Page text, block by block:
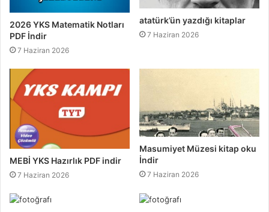
2026 YKS Matematik Notları
PDF İndir
7 Haziran 2026
atatürk’ün yazdığı kitaplar
7 Haziran 2026
MEBİ YKS Hazırlık PDF indir
7 Haziran 2026
Masumiyet Müzesi kitap oku
İndir
7 Haziran 2026